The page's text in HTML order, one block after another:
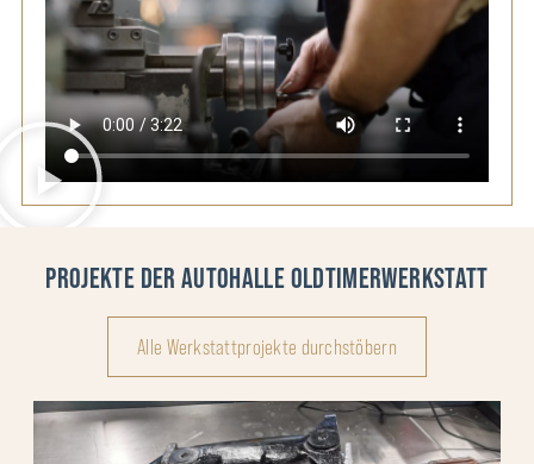
PROJEKTE DER AUTOHALLE OLDTIMERWERKSTATT
Alle Werkstattprojekte durchstöbern